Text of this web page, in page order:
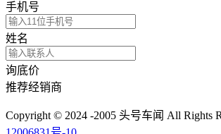
手机号
姓名
询底价
推荐经销商
Copyright © 2024 -2005 头号车闻 All Rights